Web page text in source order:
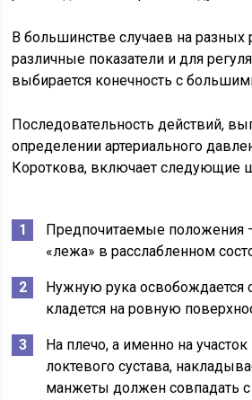
В большинстве случаев на разных
различные показатели и для
выбирается конечность с
Последовательность действий,
определении артериального
Короткова, включает следующие
Предпочитаемые положения
«лежа» в расслабленном
Нужную рука освобождается
кладется на ровную
На плечо, а именно на
локтевого сустава,
манжеты должен совпадать